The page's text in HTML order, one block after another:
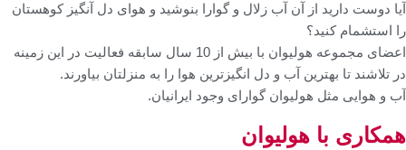
آیا دوست دارید از آن آب زلال و گوارا بنوشید و هوای دل آنگیز کوهستان
را استشمام کنید؟
اعضای مجموعه هولیوان با بیش از 10 سال سابقه فعالیت در این زمینه
در تلاشند تا بهترین آب و دل انگیزترین هوا را به منزلتان بیاورند.
آب و هوایی مثل هولیوان گوارای وجود ایرانیان.
همکاری با هولیوان